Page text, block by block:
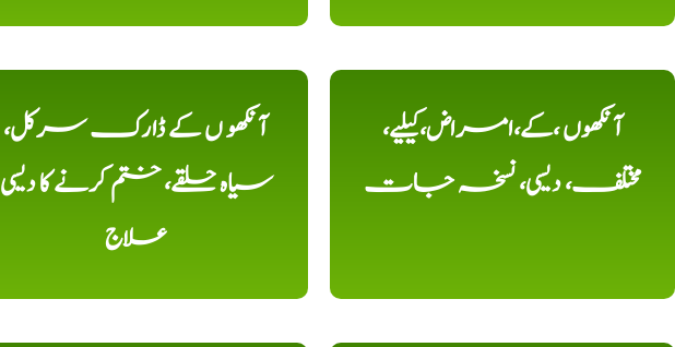
آنکھو ں کے ڈارک سرکل،
سیاہ حلقے، ختم کرنے کا دیسی
علاج
آنکھوں ،کے،امراض،کیلیے،
مختلف، دیسی، نسخہ جات